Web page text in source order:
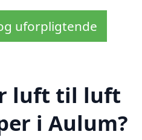
uforpligtende
luft til luft
i Aulum?